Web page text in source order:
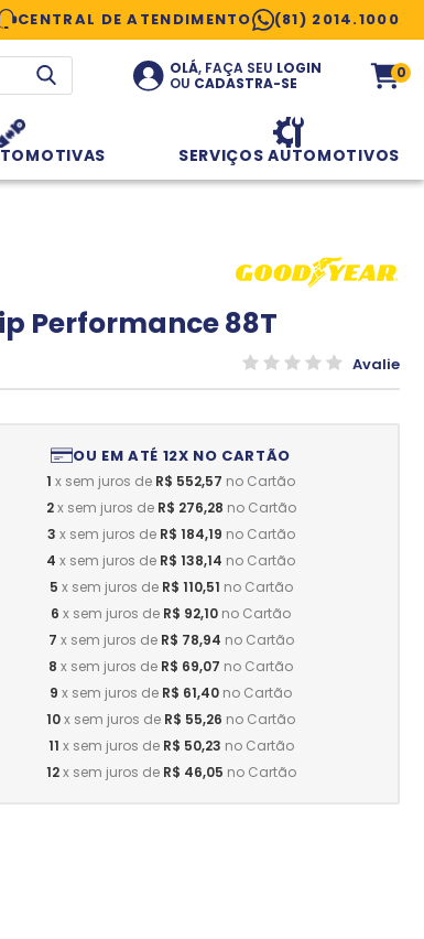
CENTRAL DE ATENDIMENTO (81) 2014.1000
OLÁ, FAÇA SEU LOGIN
OU CADASTRA-SE
0
SERVIÇOS AUTOMOTIVOS
Performance 88T
Avalie
1 x sem juros de R$ 552,57 no Cartão
2x sem juros de R$ 276,28 no Cartão
3 x sem juros de R$ 184,19 no Cartão
4 x sem juros de R$ 138,14 no Cartão
5 x sem juros de R$ 110,51 no Cartão
6 x sem juros de R$ 92,10 no Cartão
7 x sem juros de R$ 78,94 no Cartão
8 x sem juros de R$ 69,07 no Cartão
9 x sem juros de R$ 61,40 no Cartão
10x sem juros de R$ 55,26 no Cartão
11 x sem juros de R$ 50,23 no Cartão
12x sem juros de R$ 46,05 no Cartão